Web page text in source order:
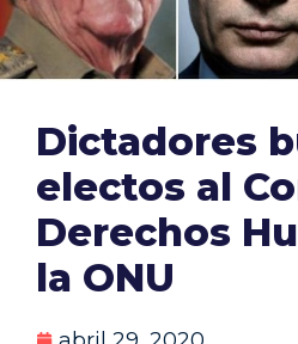
Dictadores
electos al
Derechos
la ONU